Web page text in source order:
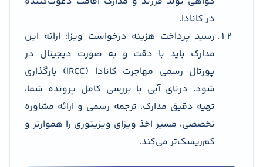
در کانادا.
رسید پرداخت هزینه درخواست ویزا: ارائه این
مدارک باید با دقت و به صورت دیجیتال در
پورتال رسمی مهاجرت کانادا (IRCC) بارگذاری
شود. درنای آبی با بررسی کامل پرونده شما،
تهیه دقیق مدارک، ترجمه رسمی و ارائه مشاوره
تخصصی، مسیر اخذ ویزای ویزیتوری را هموارتر و
کم‌ریسک‌تر می‌کند.